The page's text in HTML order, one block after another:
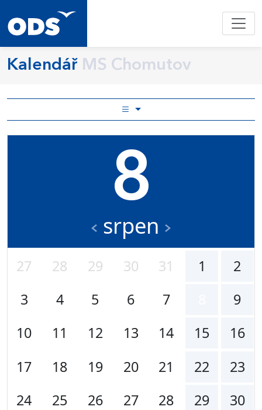
Kalendář MS Chomutov
8
srpen
27 28 29 30 31 1
2
3
4 5 6 7
9
10
11 12 13 14 15
16
17
18 19 20 21 22
23
24
25 26 27 28 29
30